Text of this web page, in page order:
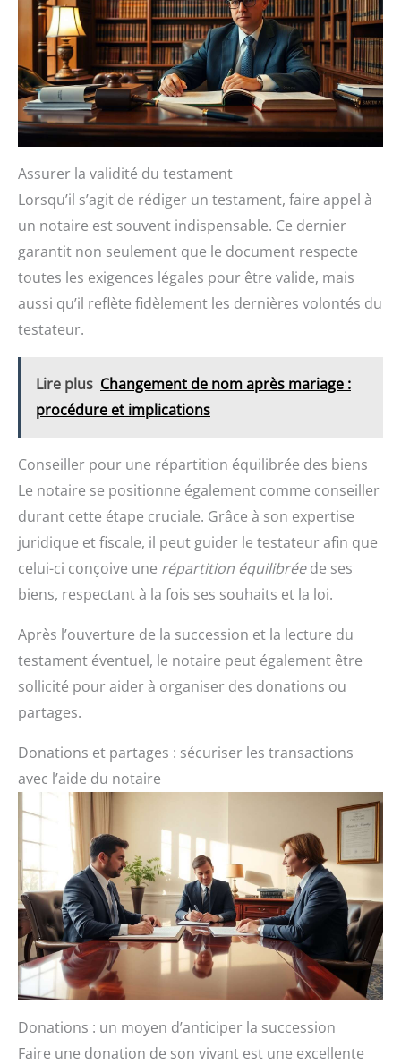
Assurer la validité du testament
Lorsqu’il s’agit de rédiger un testament, faire appel à
un notaire est souvent indispensable. Ce dernier
garantit non seulement que le document respecte
toutes les exigences légales pour être valide, mais
aussi qu’il reflète fidèlement les dernières volontés du
testateur.
Lire plus Changement de nom après mariage :
procédure et implications
Conseiller pour une répartition équilibrée des biens
Le notaire se positionne également comme conseiller
durant cette étape cruciale. Grâce à son expertise
juridique et fiscale, il peut guider le testateur afin que
celui-ci conçoive une répartition équilibréede ses
biens, respectant à la fois ses souhaits et la loi.
Après l’ouverture de la succession et la lecture du
testament éventuel, le notaire peut également être
sollicité pour aider à organiser des donations ou
partages.
Donations et partages : sécuriser les transactions
avec l’aide du notaire
Donations : un moyen d’anticiper la succession
Faire une donation de son vivant est une excellente